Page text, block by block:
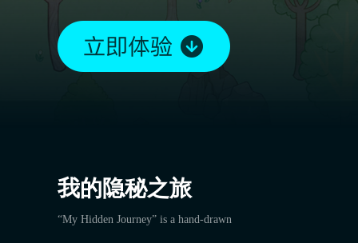
我的隐秘之旅
“My Hidden Journey” is a hand-drawn